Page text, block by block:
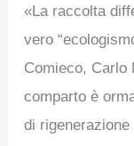
«La raccolta
vero
Comieco, Carlo
comparto è
di